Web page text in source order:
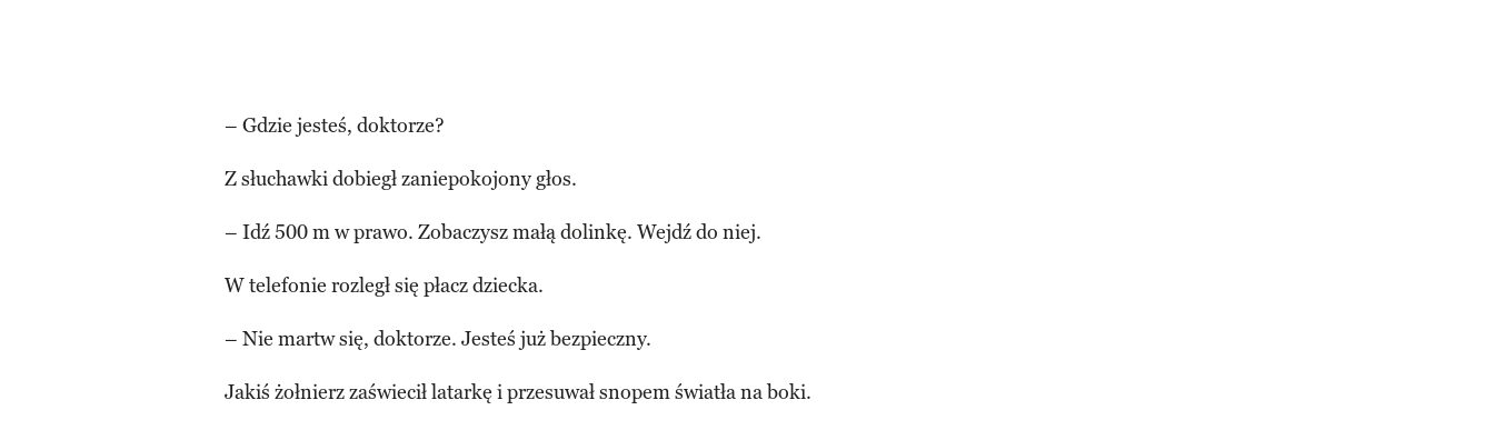
– Gdzie jesteś, doktorze?
Z słuchawki dobiegł zaniepokojony głos.
– Idź 500 m w prawo. Zobaczysz małą dolinkę. Wejdź do niej.
W telefonie rozległ się płacz dziecka.
– Nie martw się, doktorze. Jesteś już bezpieczny.
Jakiś żołnierz zaświecił latarkę i przesuwał snopem światła na boki.